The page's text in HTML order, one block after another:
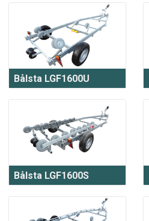
Bålsta LGF1600U
Bålsta LGF1600S